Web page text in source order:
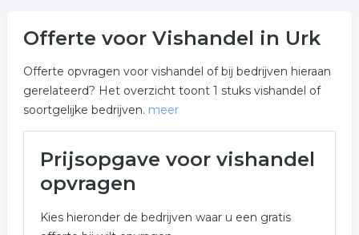
Offerte voor Vishandel in Urk
Offerte opvragen voor vishandel of bij bedrijven hieraan
gerelateerd? Het overzicht toont 1 stuks vishandel of
soortgelijke bedrijven. meer
Onderstaand vindt u een overzicht van alle vishandel
gerelateerde bedrijven in de omgeving van Urk voor
een vrijblijvende aanvraag.
Prijsopgave voor vishandel
opvragen
Kies hieronder de bedrijven waar u een gratis